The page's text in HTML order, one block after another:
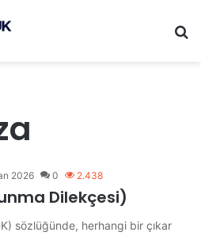
2026 0 2.438
Dilekçesi)
sözlüğünde, herhangi bir çıkar